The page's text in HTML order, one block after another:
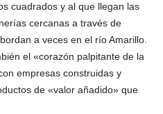
cuadrados y al que llegan las
cercanas a través de
a veces en el río Amarillo.
el «corazón palpitante de la
empresas construidas y
de «valor añadido» que